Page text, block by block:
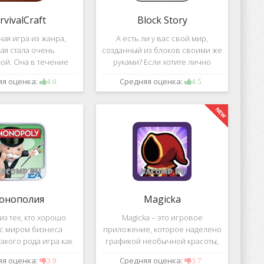
игра из жанра,
стала очень
Она в течение
временного
попала в список
качество графики,
оценка: 4.0
Block Story
А есть ли у вас свой мир,
созданный из блоков своими же
руками? Если хотите лично
воздвигнуть для себя такой мир,
тогда игра, которая называется
Средняя оценка: 4.5
тех, кто хорошо
миром бизнеса
рода игра как
настольная игра
оценка: 3.9
Magicka
Magicka – это игровое
приложение, которое наделено
графикой необычной красоты,
все персонажи в нем весьма
Средняя оценка: 3.7